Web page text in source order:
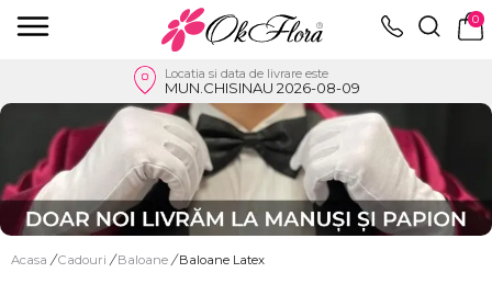
0
Locatia si data de livrare este
MUN.CHISINAU 2026-08-09
Acasa / Cadouri / Baloane / Baloane Latex